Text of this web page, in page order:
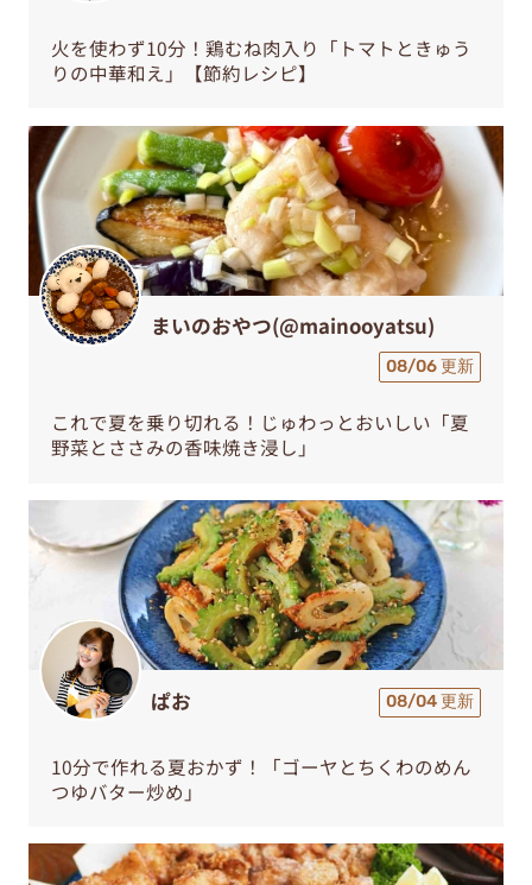
火を使わず10分！鶏むね肉入り「トマトときゅう
りの中華和え」【節約レシピ】
まいのおやつ(@mainooyatsu)
08/06 更新
これで夏を乗り切れる！じゅわっとおいしい「夏
野菜とささみの香味焼き浸し」
ぱお 08/04 更新
10分で作れる夏おかず！「ゴーヤとちくわのめん
つゆバター炒め」